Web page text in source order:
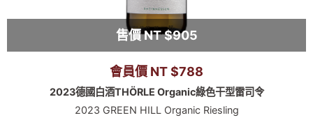
售價 NT $905
會員價 NT $788
2023德國白酒THÖRLE Organic綠色干型雷司令
2023 GREEN HILL Organic Riesling